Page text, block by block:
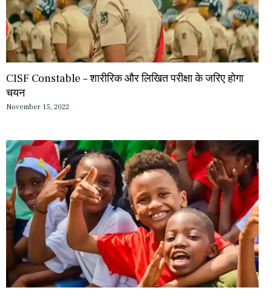
CISF Constable – शारीरिक और लिखित परीक्षा के जरिए होगा
चयन
November 15, 2022